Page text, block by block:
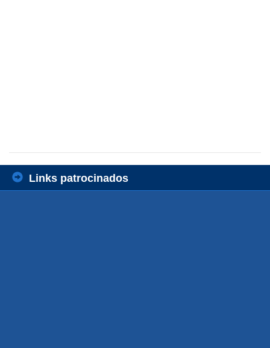
Links patrocinados